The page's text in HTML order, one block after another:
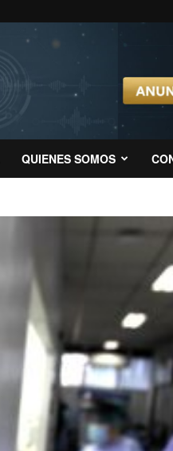
QUIENES SOMOS